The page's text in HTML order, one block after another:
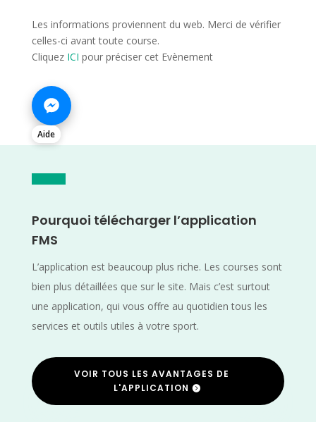
Les informations proviennent du web. Merci de vérifier
celles-ci avant toute course.
Cliquez ICI pour préciser cet Evènement
Aide
Pourquoi télécharger l’application
FMS
L’application est beaucoup plus riche. Les courses sont
bien plus détaillées que sur le site. Mais c’est surtout
une application, qui vous offre au quotidien tous les
services et outils utiles à votre sport.
VOIR TOUS LES AVANTAGES DE
L'APPLICATION